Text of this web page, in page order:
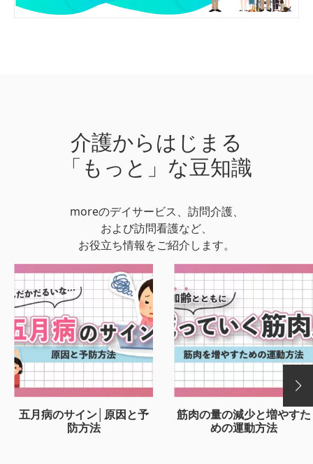
介護からはじまる
「もっと」な豆知識
moreのデイサービス、訪問介護、
および訪問看護など、
お役立ち情報をご紹介します。
五月病のサイン│原因と予
防方法
筋肉の量の減少と増やすた
めの運動方法